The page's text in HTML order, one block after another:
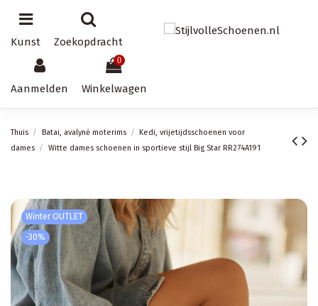
Kunst Zoekopdracht
Aanmelden
0
Winkelwagen
Thuis Batai, avalynė moterims
Kedi, vrijetijdsschoenen voor
dames
Witte dames schoenen in sportieve stijl Big Star RR274A191
Winter OUTLET
-30%